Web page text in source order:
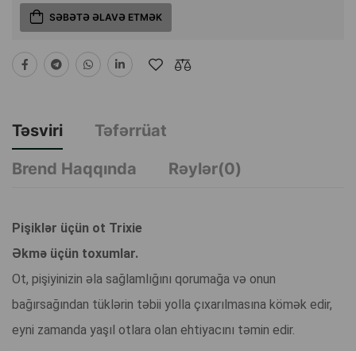
SƏBƏTƏ ƏLAVƏ ETMƏK
Təsviri
Təfərrüat
Brend Haqqında
Rəylər(0)
Pişiklər üçün ot Trixie
Əkmə üçün toxumlar.
Ot, pişiyinizin əla sağlamlığını qorumağa və onun
bağırsağından tüklərin təbii yolla çıxarılmasına kömək edir,
eyni zamanda yaşıl otlara olan ehtiyacını təmin edir.